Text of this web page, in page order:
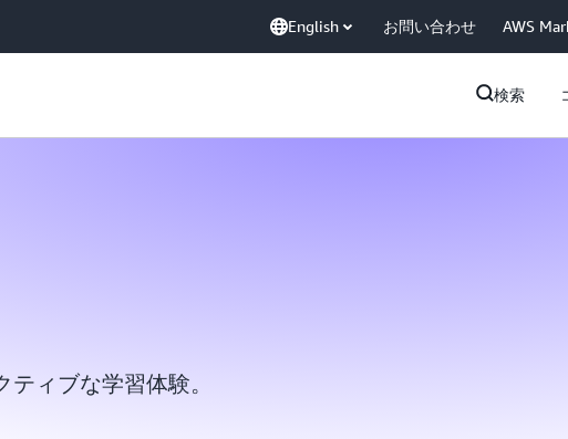
English お問い合わせ AWS
検索
ィブな学習体験。